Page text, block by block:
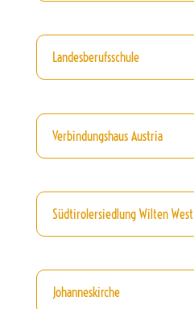
Landesberufsschule
Verbindungshaus Austria
Südtirolersiedlung Wilten West
Johanneskirche